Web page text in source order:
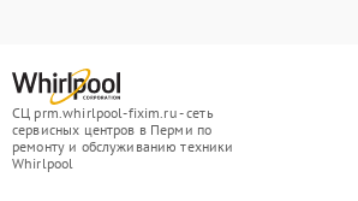
СЦ prm.whirlpool-fixim.ru - сеть
сервисных центров в Перми по
ремонту и обслуживанию техники
Whirlpool